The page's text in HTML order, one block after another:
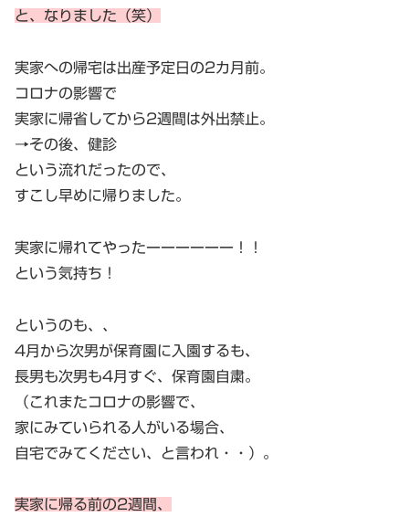
と、なりました（笑）
実家への帰宅は出産予定日の2カ月前。
コロナの影響で
実家に帰省してから2週間は外出禁止。
→その後、健診
という流れだったので、
すこし早めに帰りました。
実家に帰れてやったーーーーーー！！
という気持ち！
というのも、、
4月から次男が保育園に入園するも、
長男も次男も4月すぐ、保育園自粛。
（これまたコロナの影響で、
家にみていられる人がいる場合、
自宅でみてください、と言われ・・）。
実家に帰る前の2週間、